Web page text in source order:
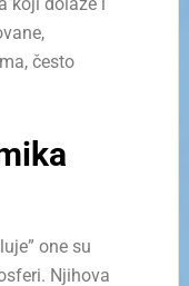
često
one su
Njihova